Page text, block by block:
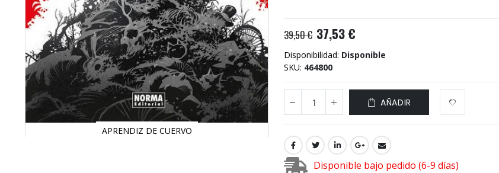
APRENDIZ DE CUERVO
39,50 € 37,53 €
Disponibilidad: Disponible
SKU 464800
AÑADIR
Disponible bajo pedido (6-9 días)